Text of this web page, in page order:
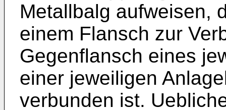
Metallbalg aufweisen,
einem Flansch zur
Gegenflansch eines
einer jeweiligen
verbunden ist.